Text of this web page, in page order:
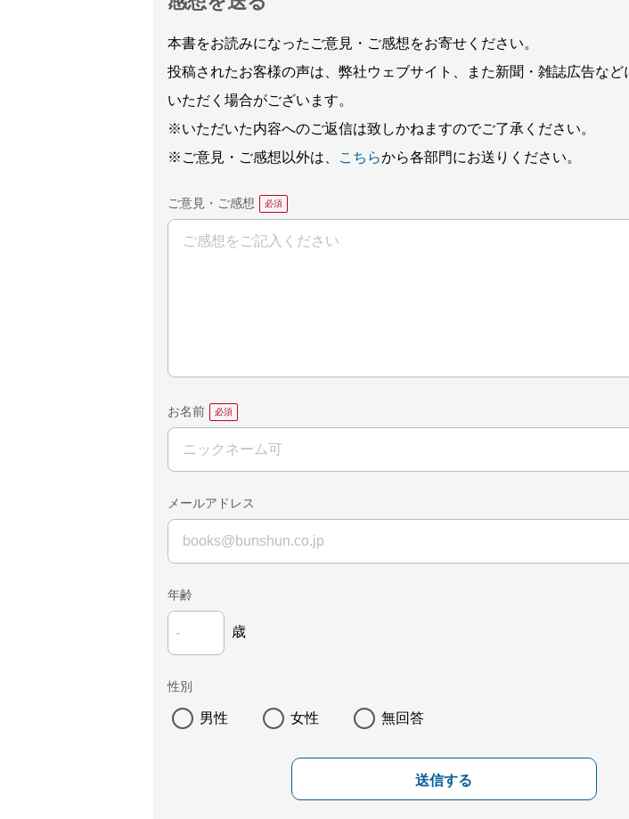
本書をお読みになったご意見・ご感想をお寄せください。
投稿されたお客様の声は、弊社ウェブサイト、また新聞・雑誌広告など
いただく場合がございます。
※いただいた内容へのご返信は致しかねますのでご了承ください。
※ご意見・ご感想以外は、
こちらから各部門にお送りください。
ご意見・ご感想
お名前
メールアドレス
年齢
歳
性別
男性 女性 無回答
送信する